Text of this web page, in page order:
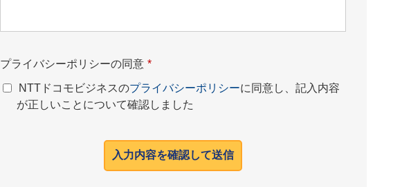
*
プライバシーポリシーの同意
NTTドコモビジネスのプライバシーポリシーに同意し、記入内容
が正しいことについて確認しました
入力内容を確認して送信